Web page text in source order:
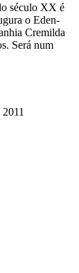
século XX é
o Eden-
Cremilda
Será num